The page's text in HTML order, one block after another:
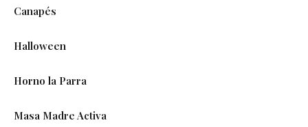
Canapés
Halloween
Horno la Parra
Masa Madre Activa